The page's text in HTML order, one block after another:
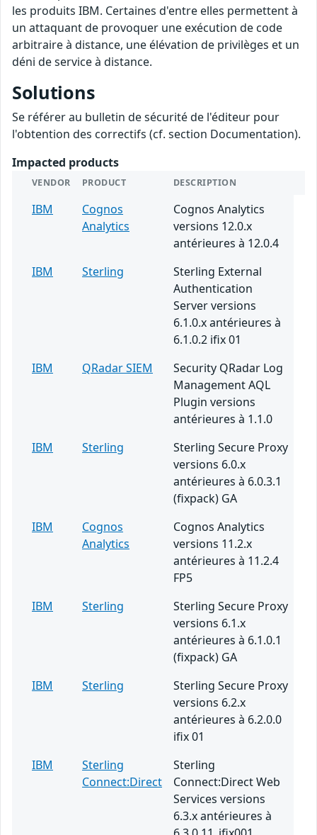
les produits IBM. Certaines d'entre elles permettent à
un attaquant de provoquer une exécution de code
arbitraire à distance, une élévation de privilèges et un
déni de service à distance.
Solutions
Se référer au bulletin de sécurité de l'éditeur pour
l'obtention des correctifs (cf. section Documentation).
Impacted products
VENDOR PRODUCT DESCRIPTION
IBM
Cognos
Analytics
Cognos Analytics
versions 12.0.x
antérieures à 12.0.4
IBM
Sterling
Sterling External
Authentication
Server versions
6.1.0.x antérieures à
6.1.0.2 ifix 01
IBM
QRadar SIEM
Security QRadar Log
Management AQL
Plugin versions
antérieures à 1.1.0
IBM
Sterling
Sterling Secure Proxy
versions 6.0.x
antérieures à 6.0.3.1
(fixpack) GA
IBM
Cognos
Analytics
Cognos Analytics
versions 11.2.x
antérieures à 11.2.4
FP5
IBM
Sterling
Sterling Secure Proxy
versions 6.1.x
antérieures à 6.1.0.1
(fixpack) GA
IBM
Sterling
Sterling Secure Proxy
versions 6.2.x
antérieures à 6.2.0.0
ifix 01
IBM
Sterling
Connect:Direct
Sterling
Connect:Direct Web
Services versions
6.3.x antérieures à